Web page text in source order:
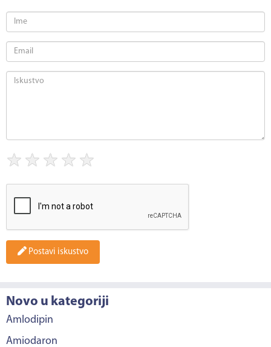
★ ★ ★ ★ ★
Postavi iskustvo
Novo u kategoriji
Amlodipin
Amiodaron